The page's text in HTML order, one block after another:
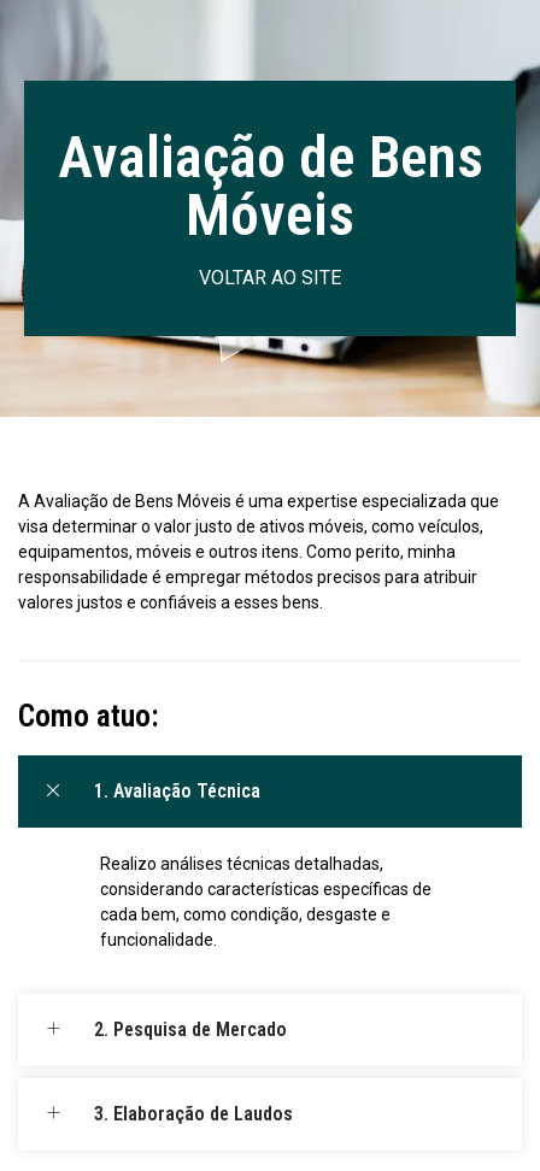
Avaliação de Bens
Móveis
VOLTAR AO SITE
A Avaliação de Bens Móveis é uma expertise especializada que
visa determinar o valor justo de ativos móveis, como veículos,
equipamentos, móveis e outros itens. Como perito, minha
responsabilidade é empregar métodos precisos para atribuir
valores justos e confiáveis a esses bens.
Como atuo:
1. Avaliação Técnica
Realizo análises técnicas detalhadas,
considerando características específicas de
cada bem, como condição, desgaste e
funcionalidade.
2. Pesquisa de Mercado
3. Elaboração de Laudos